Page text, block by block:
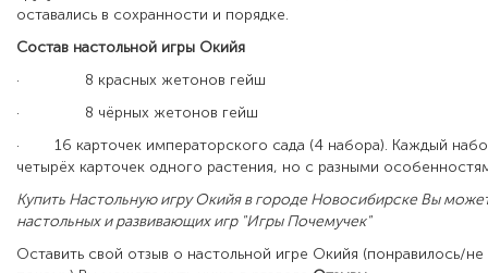
оставались в сохранности и порядке.
Состав настольной игры Окийя
·
8 красных жетонов гейш
·
8 чёрных жетонов гейш
·
16 карточек императорского сада (4 набора). Каждый
четырёх карточек одного растения, но с разными
Купить Настольную игру Окийяв городе НовосибирскеВы
настольных и развивающих игр "Игры Почемучек"
Оставить свой отзыв о настольной игре Окийя (понравилось/